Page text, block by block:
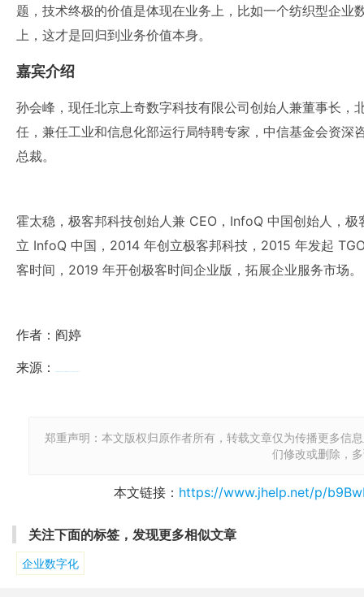
题，技术终极的价值是体现在业务上，比如一个纺织型企业
上，这才是回归到业务价值本身。
嘉宾介绍
孙会峰，现任北京上奇数字科技有限公司创始人兼董事长，
任，兼任工业和信息化部运行局特聘专家，中信基金会资深
总裁。
霍太稳，极客邦科技创始人兼 CEO，InfoQ 中国创始人，
立 InfoQ 中国，2014 年创立极客邦科技，2015 年发起
客时间，2019 年开创极客时间企业版，拓展企业服务市场。
作者：阎婷
来源：
郑重声明：本文版权归原作者所有，转载文章仅为传播更多信
们修改或删除，
本文链接： https://www.jhelp.net/p/
关注下面的标签，发现更多相似文章
企业数字化